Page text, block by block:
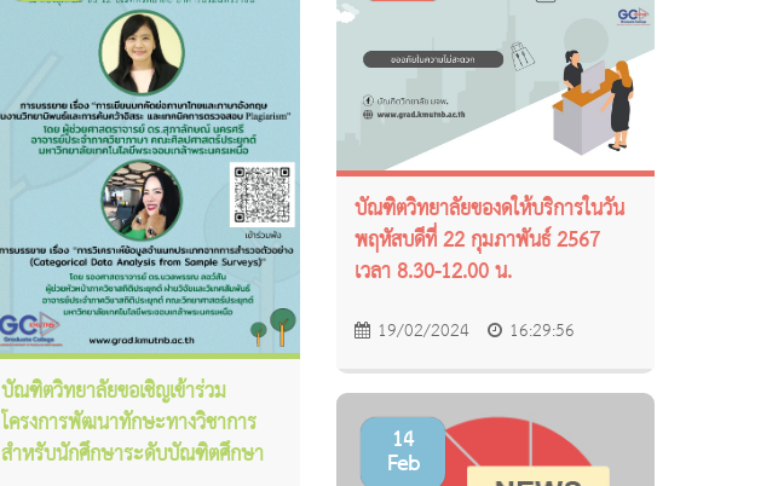
บัณฑิตวิทยาลัยขอเชิญเข้าร่วม
โครงการพัฒนาทักษะทางวิชาการ
สำหรับนักศึกษาระดับบัณฑิตศึกษา
บัณฑิตวิทยาลัยของดให้บริการในวัน
พฤหัสบดีที่ 22 กุมภาพันธ์ 2567
เวลา 8.30-12.00 น.
19/02/2024 16:29:56
14
Feb